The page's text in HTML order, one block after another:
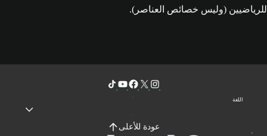
للرياضيين (وليس خصائص العناصر).
اللغة
عودة للأعلى